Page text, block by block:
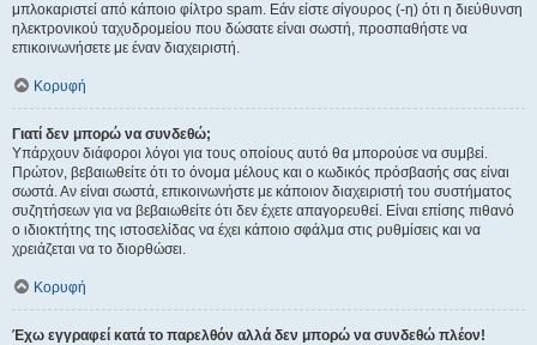
μπλοκαριστεί από κάποιο φίλτρο spam. Εάν είστε σίγουρος (-η) ότι η διεύθυνση
ηλεκτρονικού ταχυδρομείου που δώσατε είναι σωστή, προσπαθήστε να
επικοινωνήσετε με έναν διαχειριστή.
Κορυφή
Γιατί δεν μπορώ να συνδεθώ;
Υπάρχουν διάφοροι λόγοι για τους οποίους αυτό θα μπορούσε να συμβεί.
Πρώτον, βεβαιωθείτε ότι το όνομα μέλους και ο κωδικός πρόσβασής σας είναι
σωστά. Αν είναι σωστά, επικοινωνήστε με κάποιον διαχειριστή του συστήματος
συζητήσεων για να βεβαιωθείτε ότι δεν έχετε απαγορευθεί. Είναι επίσης πιθανό
ο ιδιοκτήτης της ιστοσελίδας να έχει κάποιο σφάλμα στις ρυθμίσεις και να
χρειάζεται να το διορθώσει.
Κορυφή
Έχω εγγραφεί κατά το παρελθόν αλλά δεν μπορώ να συνδεθώ πλέον!